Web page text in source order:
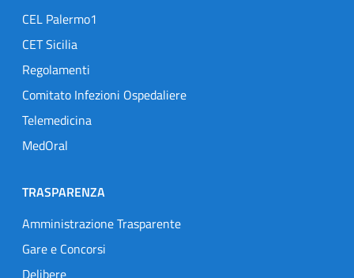
CEL Palermo1
CET Sicilia
Regolamenti
Comitato Infezioni Ospedaliere
Telemedicina
MedOral
TRASPARENZA
Amministrazione Trasparente
Gare e Concorsi
Delibere